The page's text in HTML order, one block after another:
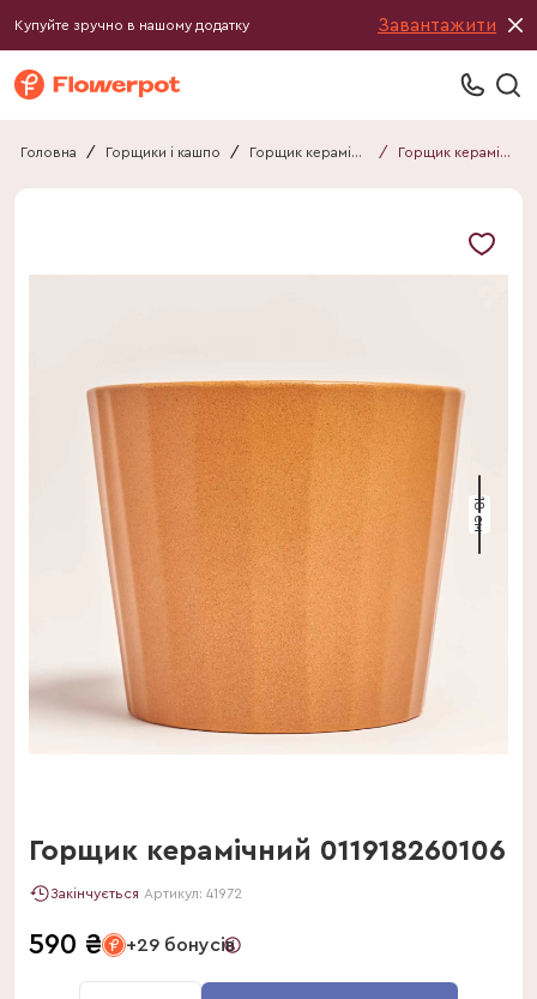
Купуйте зручно в нашому додатку Завантажити
Головна / Горщики і кашпо / Горщик керамічний / Горщик керамічний 011918260106
18 см
Горщик керамічний 011918260106
Закінчується Артикул: 41972
590 ₴ +29 бонусів